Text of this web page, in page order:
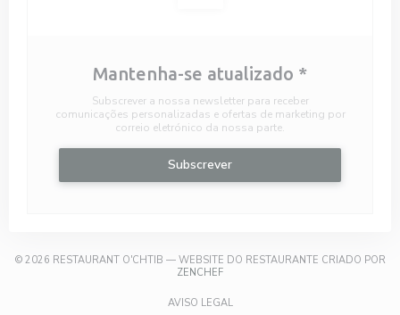
Mantenha-se atualizado *
Subscrever a nossa newsletter para receber
comunicações personalizadas e ofertas de marketing por
correio eletrónico da nossa parte.
Subscrever
© 2026 RESTAURANT O'CHTIB — WEBSITE DO RESTAURANTE CRIADO POR
ZENCHEF((ABRE NUMA NOVA JANELA))
AVISO LEGAL((ABRE NUMA NOVA JANELA))